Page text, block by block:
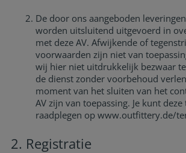
De door ons aangeboden
worden uitsluitend uitgevoerd in
met deze AV. Afwijkende of
voorwaarden zijn niet van
wij hier niet uitdrukkelijk bezwaar
de dienst zonder voorbehoud
moment van het sluiten van het
AV zijn van toepassing. Je kunt
raadplegen op www.outfittery.de/
Registratie